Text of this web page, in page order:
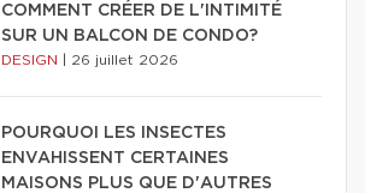
COMMENT CRÉER DE L'INTIMITÉ
SUR UN BALCON DE CONDO?
DESIGN 26 juillet 2026
POURQUOI LES INSECTES
ENVAHISSENT CERTAINES
MAISONS PLUS QUE D'AUTRES